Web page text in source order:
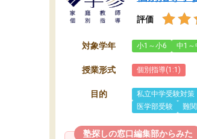
評価
対象学年 小1～小6 中1～
授業形式 個別指導(1:1)
目的 私立中学受験対策
医学部受験
難
塾探しの窓口編集部からみた